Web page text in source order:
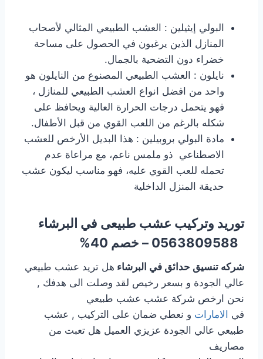
البولي إيثيلين : العشب الطبيعي المثالي لأصحاب
المنازل الذين يرغبون في الحصول على مساحة
خضراء دون التضحية بالجمال.
نايلون : العشب الطبيعي المصنوع من النايلون هو
واحد من افضل انواع العشب الطبيعي للمنازل ،
فهو يتحمل درجات الحرارة العالية ويحافظ على
شكله بالرغم من اللعب القوي من قبل الأطفال.
مادة البولي بروبيلين : هذا البديل الأرخص للعشب
الاصطناعي ذو ملمس ناعم، مع مراعاة عدم
تحمله للعب القوي عليه، فهو مناسب ليكون عشب
حديقة المنزل الداخلية
توريد وتركيب عشب طبيعى في البرشاء
شركه تنسيق حدائق في البرشاء هل تريد عشب طبيعي
عالي الجودة و بسعر رخيص لقد وصلت الى هدفك ,
نحن ارخص شركة عشب عشب طبيعي
في
الامارات و نعطي ضمان على التركيب , عشب
طبيعي عالي الجودة عزيزي العميل هل تعبت من
مصاريف